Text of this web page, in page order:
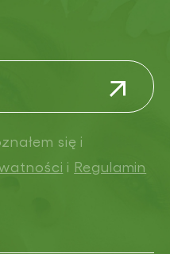
się i
i Regulamin